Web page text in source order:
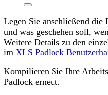
Legen Sie anschließend
und was geschehen soll,
Weitere Details zu den
im XLS Padlock
Kompilieren Sie Ihre
Padlock erneut.